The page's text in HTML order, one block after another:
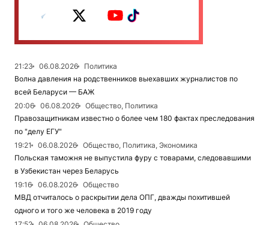
21:23 06.08.2026
Политика
Волна давления на родственников выехавших журналистов по
всей Беларуси — БАЖ
20:06
06.08.2026
Общество, Политика
Правозащитникам известно о более чем 180 фактах преследования
по "делу ЕГУ"
19:21
06.08.2026
Общество, Политика, Экономика
Польская таможня не выпустила фуру с товарами, следовавшими
в Узбекистан через Беларусь
19:16
06.08.2026
Общество
МВД отчиталось о раскрытии дела ОПГ, дважды похитившей
одного и того же человека в 2019 году